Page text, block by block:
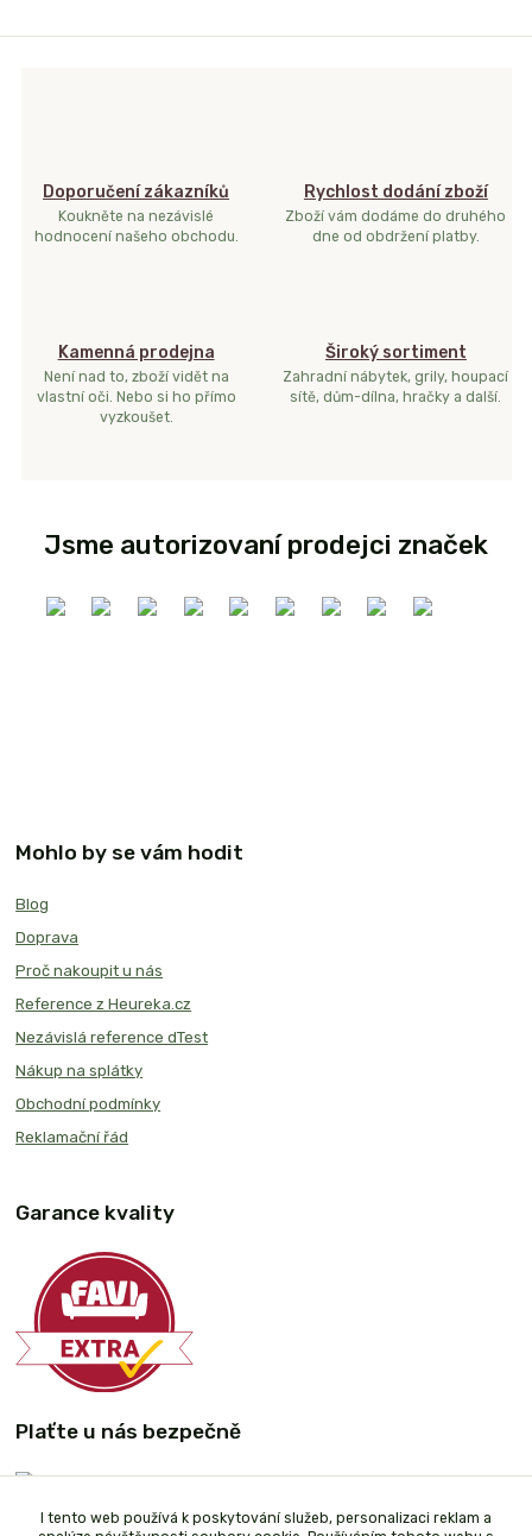
Doporučení zákazníků
Koukněte na nezávislé
hodnocení našeho obchodu.
Rychlost dodání zboží
Zboží vám dodáme do druhého
dne od obdržení platby.
Kamenná prodejna
Není nad to, zboží vidět na
vlastní oči. Nebo si ho přímo
vyzkoušet.
Široký sortiment
Zahradní nábytek, grily, houpací
sítě, dům-dílna, hračky a další.
Jsme autorizovaní prodejci značek
Mohlo by se vám hodit
Blog
Doprava
Proč nakoupit u nás
Reference z Heureka.cz
Nezávislá reference dTest
Nákup na splátky
Obchodní podmínky
Reklamační řád
Garance kvality
Plaťte u nás bezpečně
I tento web používá k poskytování služeb, personalizaci reklam a